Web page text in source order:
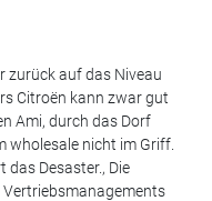
zurück auf das Niveau
Citroën kann zwar gut
Ami, durch das Dorf
wholesale nicht im Griff.
Desaster., Die